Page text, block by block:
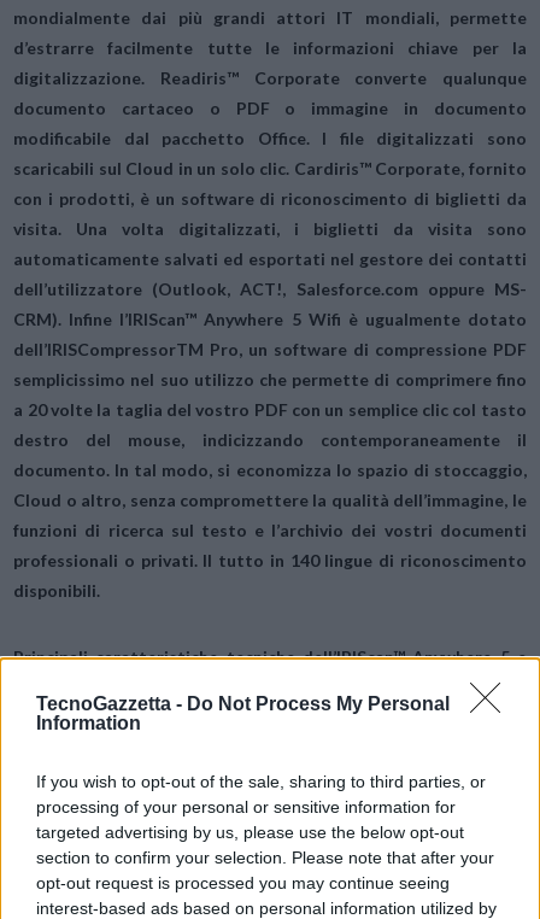
TecnoGazzetta - Do Not Process My Personal
Information
If you wish to opt-out of the sale, sharing to third parties, or
processing of your personal or sensitive information for
targeted advertising by us, please use the below opt-out
section to confirm your selection. Please note that after your
opt-out request is processed you may continue seeing
interest-based ads based on personal information utilized by
mondialmente dai più grandi attori IT mondiali, permette
d’estrarre facilmente tutte le informazioni chiave per la
digitalizzazione. Readiris™ Corporate converte qualunque
documento cartaceo o PDF o immagine in documento
modificabile dal pacchetto Office. I file digitalizzati sono
scaricabili sul Cloud in un solo clic. Cardiris™ Corporate, fornito
con i prodotti, è un software di riconoscimento di biglietti da
visita. Una volta digitalizzati, i biglietti da visita sono
automaticamente salvati ed esportati nel gestore dei contatti
dell’utilizzatore (Outlook, ACT!, Salesforce.com oppure MS-
CRM). Infine l’IRIScan™ Anywhere 5 Wifi è ugualmente dotato
dell’IRISCompressorTM Pro, un software di compressione PDF
semplicissimo nel suo utilizzo che permette di comprimere fino
a 20 volte la taglia del vostro PDF con un semplice clic col tasto
destro del mouse, indicizzando contemporaneamente il
documento. In tal modo, si economizza lo spazio di stoccaggio,
Cloud o altro, senza compromettere la qualità dell’immagine, le
funzioni di ricerca sul testo e l’archivio dei vostri documenti
professionali o privati. Il tutto in 140 lingue di riconoscimento
disponibili.
Principali caratteristiche tecniche dell’IRIScan™ Anywhere 5 e
Schermo di diffusione a colore TFT di 3,6 cm per avere
un’anteprima immediata della scansione
Velocità di scansione –A4/Colore
– 300/600 ppp : 12 pagine al minuto
– 1200 ppp : 8 pagine al minuto